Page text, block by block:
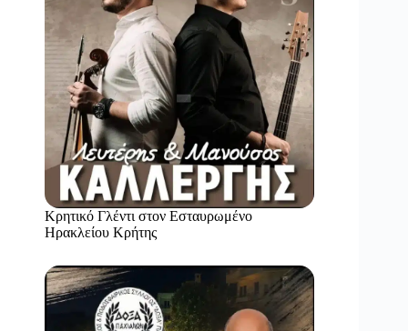
Κρητικό Γλέντι στον Εσταυρωμένο
Ηρακλείου Κρήτης